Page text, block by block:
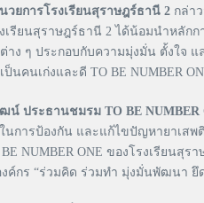
ยการโรงเรียนสุราษฎร์ธานี 2 กล่า
เรียนสุราษฎร์ธานี 2 ได้น้อมนำหลัก
ง ๆ ประกอบกับความมุ่งมั่น ตั้งใจ
นคนเก่งและดี TO BE NUMBER
ประธานชมรม TO BE NUMBER
นการป้องกัน และแก้ไขปัญหายาเส
NUMBER ONE ของโรงเรียนสุ
ค์กร “ร่วมคิด ร่วมทำ มุ่งมั่นพัฒนา ยึ